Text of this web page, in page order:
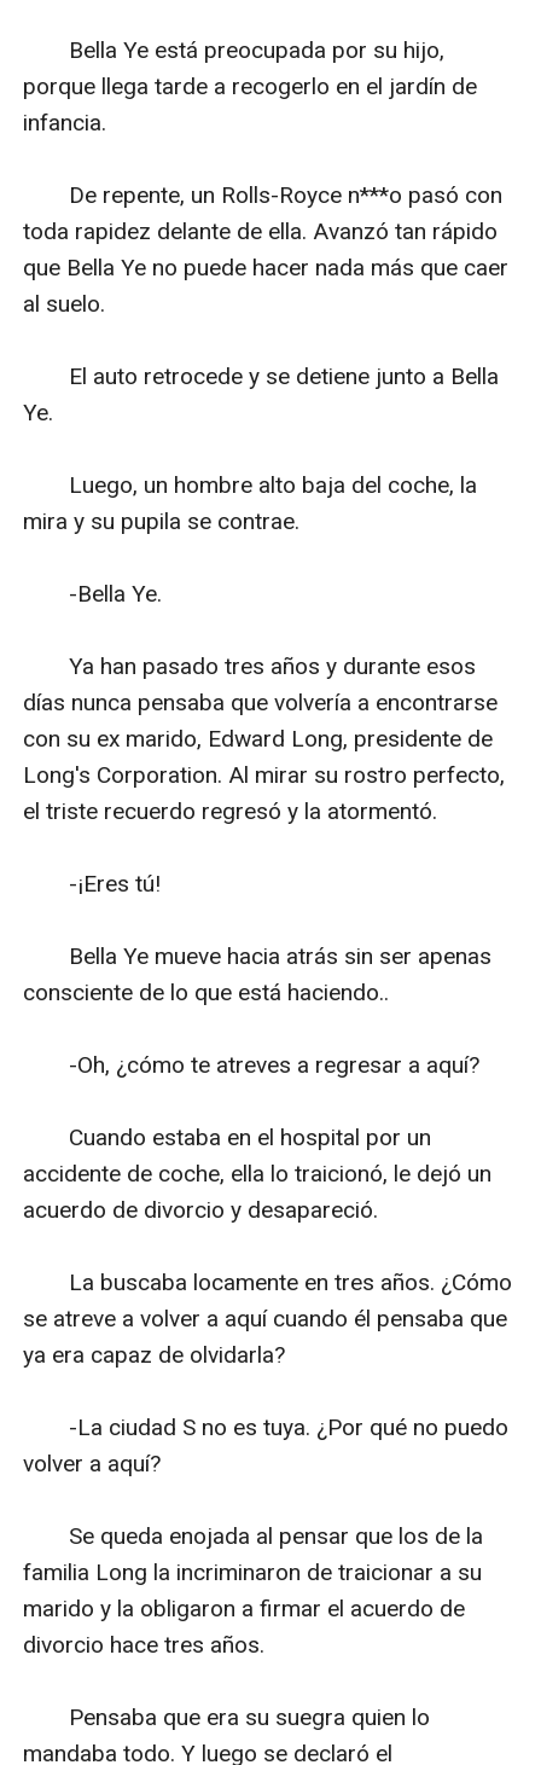
Bella Ye está preocupada por su hijo,
porque llega tarde a recogerlo en el jardín de
infancia.
De repente, un Rolls-Royce n***o pasó con
toda rapidez delante de ella. Avanzó tan rápido
que Bella Ye no puede hacer nada más que caer
al suelo.
El auto retrocede y se detiene junto a Bella
Ye.
Luego, un hombre alto baja del coche, la
mira y su pupila se contrae.
-Bella Ye.
Ya han pasado tres años y durante esos
días nunca pensaba que volvería a encontrarse
con su ex marido, Edward Long, presidente de
Long's Corporation. Al mirar su rostro perfecto,
el triste recuerdo regresó y la atormentó.
-¡Eres tú!
Bella Ye mueve hacia atrás sin ser apenas
consciente de lo que está haciendo..
-Oh, ¿cómo te atreves a regresar a aquí?
Cuando estaba en el hospital por un
accidente de coche, ella lo traicionó, le dejó un
acuerdo de divorcio y desapareció.
La buscaba locamente en tres años. ¿Cómo
se atreve a volver a aquí cuando él pensaba que
ya era capaz de olvidarla?
-La ciudad S no es tuya. ¿Por qué no puedo
volver a aquí?
Se queda enojada al pensar que los de la
familia Long la incriminaron de traicionar a su
marido y la obligaron a firmar el acuerdo de
divorcio hace tres años.
Pensaba que era su suegra quien lo
mandaba todo. Y luego se declaró el